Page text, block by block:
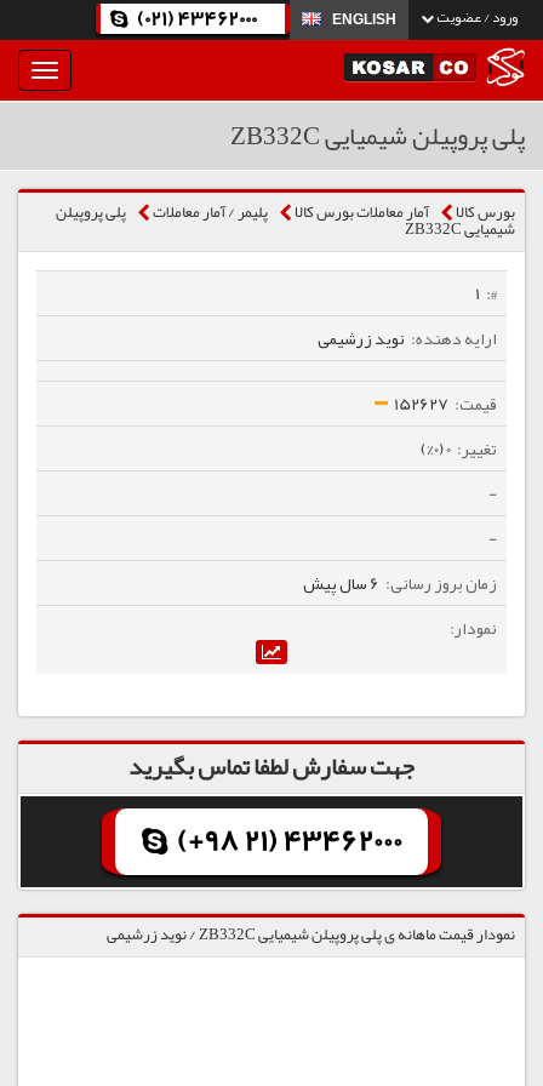
ورود / عضویت ENGLISH
(021) 43462000
بار
و
پلی پروپیلن شیمیایی ZB332C
بورس کالا آمار معاملات بورس کالا پلیمر / آمار معاملات پلی پروپیلن
شیمیایی ZB332C
1
نوید زرشیمی
152627
0 (0%)
-
-
6 سال پیش
جهت سفارش لطفا تماس بگیرید
(+98 21) 43462000
نمودار قیمت ماهانه ی پلی پروپیلن شیمیایی ZB332C / نوید زرشیمی